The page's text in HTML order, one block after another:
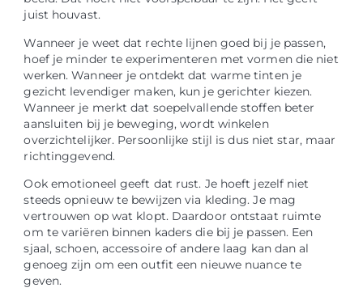
juist houvast.
Wanneer je weet dat rechte lijnen goed bij je passen,
hoef je minder te experimenteren met vormen die niet
werken. Wanneer je ontdekt dat warme tinten je
gezicht levendiger maken, kun je gerichter kiezen.
Wanneer je merkt dat soepelvallende stoffen beter
aansluiten bij je beweging, wordt winkelen
overzichtelijker. Persoonlijke stijl is dus niet star, maar
richtinggevend.
Ook emotioneel geeft dat rust. Je hoeft jezelf niet
steeds opnieuw te bewijzen via kleding. Je mag
vertrouwen op wat klopt. Daardoor ontstaat ruimte
om te variëren binnen kaders die bij je passen. Een
sjaal, schoen, accessoire of andere laag kan dan al
genoeg zijn om een outfit een nieuwe nuance te
geven.